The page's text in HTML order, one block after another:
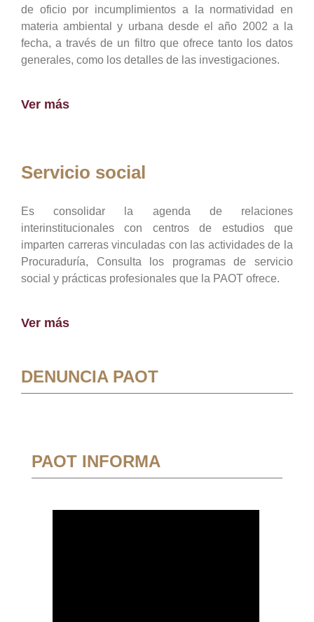
de oficio por incumplimientos a la normatividad en
materia ambiental y urbana desde el año 2002 a la
fecha, a través de un filtro que ofrece tanto los datos
generales, como los detalles de las investigaciones.
Ver más
Servicio social
Es consolidar la agenda de relaciones
interinstitucionales con centros de estudios que
imparten carreras vinculadas con las actividades de la
Procuraduría, Consulta los programas de servicio
social y prácticas profesionales que la PAOT ofrece.
Ver más
DENUNCIA PAOT
PAOT INFORMA